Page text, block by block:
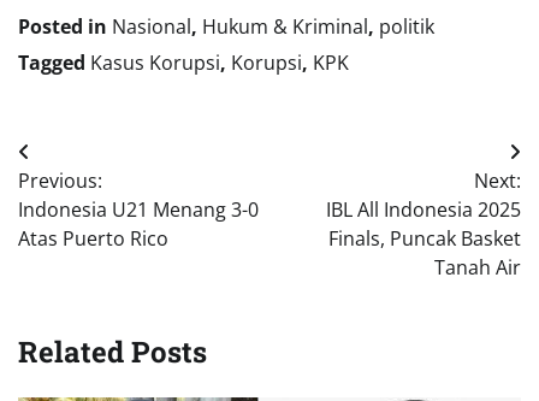
Posted in Nasional, Hukum & Kriminal, politik
Tagged Kasus Korupsi, Korupsi, KPK
Navigasi
pos
Previous:
Indonesia U21 Menang 3-0
Atas Puerto Rico
Next:
IBL All Indonesia 2025
Finals, Puncak Basket
Tanah Air
Related Posts